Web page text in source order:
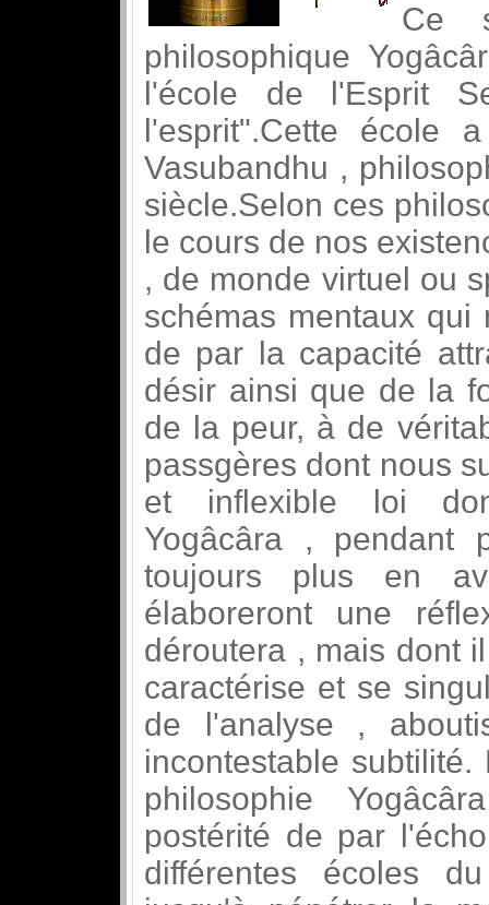
Ce
philosophique
l'école de l'Esprit
l'esprit".Cette école
Vasubandhu ,
siècle.Selon ces
le cours de nos
, de monde virtuel ou
schémas mentaux qui
de par la capacité
désir ainsi que de la
de la peur, à de
passgères dont nous
et inflexible loi
Yogâcâra , pendant
toujours plus en
élaboreront une
déroutera , mais dont
caractérise et se
de l'analyse ,
incontestable
philosophie
postérité de par
différentes écoles